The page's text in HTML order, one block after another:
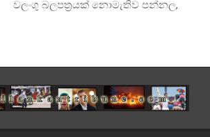
වලංගු බලපත්‍රයක් නොමැතිව පන්නල,